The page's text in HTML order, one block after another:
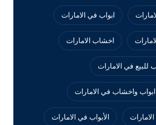
ابواب في الامارات
اخشاب الامارات
للبيع في الامارات
واخشاب في الامارات
الأبواب في الامارات